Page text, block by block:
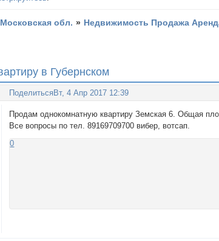
обл. » Недвижимость Продажа
в Губернском
Поделиться Вт, 4 Апр 2017 12:39
Продам однокомнатную квартиру Земская 6. Общая
Все вопросы по тел. 89169709700 вибер, вотсап.
0